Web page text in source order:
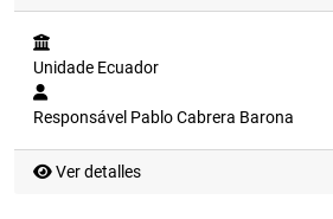
Unidade Ecuador
Responsável Pablo Cabrera Barona
Ver detalles